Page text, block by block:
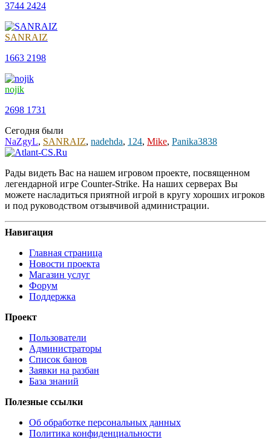
3744 2424
SANRAIZ
1663 2198
nojik
2698 1731
Сегодня были
NaZgyL, SANRAIZ, nadehda, 124, Mike, Panika3838
Рады видеть Вас на нашем игровом проекте, посвященном
легендарной игре Counter-Strike. На наших серверах Вы
можете насладиться приятной игрой в кругу хороших игроков
и под руководством отзывчивой администрации.
Навигация
Главная страница
Новости проекта
Магазин услуг
Форум
Поддержка
Проект
Пользователи
Администраторы
Список банов
Заявки на разбан
База знаний
Полезные ссылки
Об обработке персональных данных
Политика конфиденциальности